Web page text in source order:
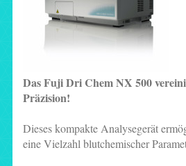
Das Fuji Dri Chem NX 500
Präzision!
Dieses kompakte Analysegerät
eine Vielzahl blutchemischer